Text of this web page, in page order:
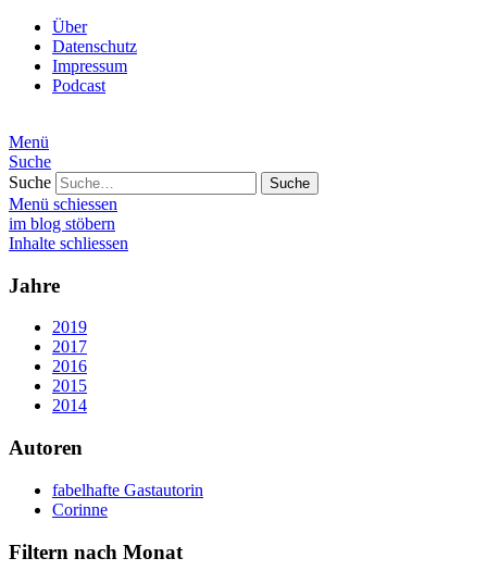
Über
Datenschutz
Impressum
Podcast
Menü
Suche
Suche
Menü schiessen
im blog stöbern
Inhalte schliessen
Jahre
2019
2017
2016
2015
2014
Autoren
fabelhafte Gastautorin
Corinne
Filtern nach Monat